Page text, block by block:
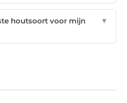
houtsoort voor mijn
▼